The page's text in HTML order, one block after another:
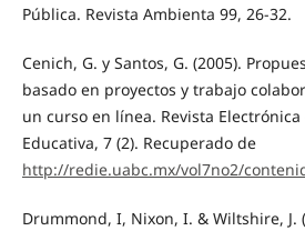
Pública. Revista Ambienta 99, 26-32.
Cenich, G. y Santos, G. (2005).
basado en proyectos y trabajo
un curso en línea. Revista
Educativa, 7 (2). Recuperado de
http://redie.uabc.mx/vol7no2/
Drummond, I, Nixon, I. & Wiltshire, J.